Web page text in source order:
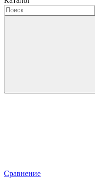
Сравнение